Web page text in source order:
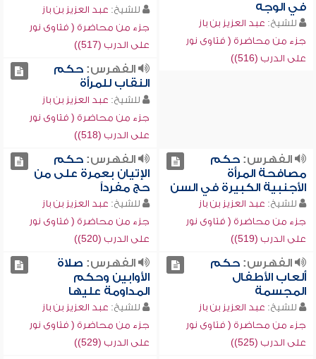
في الوجه
للشيخ: عبد العزيز بن باز
جزء من محاضرة ( فتاوى نور
على الدرب (516))
للشيخ: عبد العزيز بن باز
جزء من محاضرة ( فتاوى نور
على الدرب (517))
الفهرس:حكم
النقاب للمرأة
للشيخ: عبد العزيز بن باز
جزء من محاضرة ( فتاوى نور
على الدرب (518))
الفهرس:حكم
مصافحة المرأة
الأجنبية الكبيرة في السن
للشيخ: عبد العزيز بن باز
جزء من محاضرة ( فتاوى نور
على الدرب (519))
الفهرس:حكم
الإتيان بعمرة على من
حج مفرداً
للشيخ: عبد العزيز بن باز
جزء من محاضرة ( فتاوى نور
على الدرب (520))
الفهرس:حكم
ألعاب الأطفال
المجسمة
للشيخ: عبد العزيز بن باز
جزء من محاضرة ( فتاوى نور
على الدرب (525))
الفهرس: صلاة
الأوابين وحكم
المداومة عليها
للشيخ: عبد العزيز بن باز
جزء من محاضرة ( فتاوى نور
على الدرب (529))